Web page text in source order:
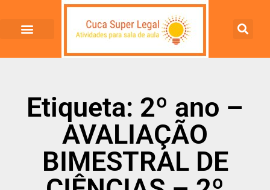
Etiqueta: 2º ano –
AVALIAÇÃO
BIMESTRAL DE